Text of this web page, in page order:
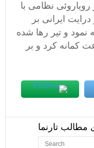
نظامی با
ایرانی بر
نمود و تیر رها شده
کمانه کرد و بر
تارنما